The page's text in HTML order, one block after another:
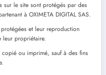
sur le site sont protégés par des
à OXIMETA DIGITAL SAS.
et leur reproduction
leur propriétaire.
ou imprimé, sauf à des fins